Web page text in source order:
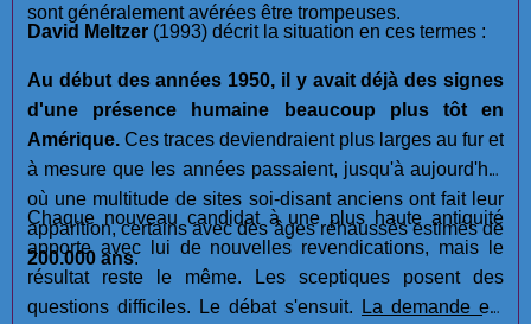
sont généralement avérées être trompeuses.
David Meltzer (1993) décrit la situation en ces termes :
Au début des années 1950, il y avait déjà des signes
d'une présence humaine beaucoup plus tôt en
Amérique. Ces traces deviendraient plus larges au fur et
à mesure que les années passaient, jusqu'à aujourd'hui
où une multitude de sites soi-disant anciens ont fait leur
apparition, certains avec des âges réhaussés estimés de
200.000 ans.
Chaque nouveau candidat à une plus haute antiquité
apporte avec lui de nouvelles revendications, mais le
résultat reste le même. Les sceptiques posent des
questions difficiles. Le débat s'ensuit.
La demande est